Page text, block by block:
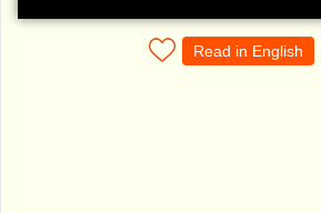
Read in English